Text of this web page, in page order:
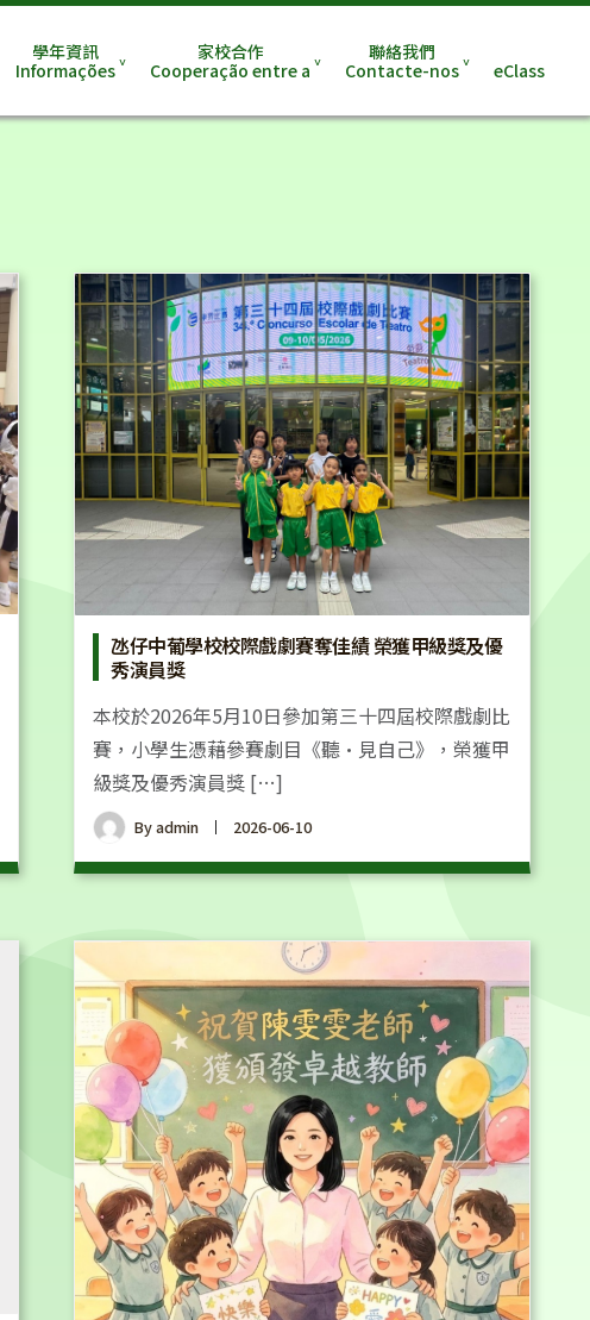
學年資訊
Informações
家校合作
Cooperação entre a
聯絡我們
Contacte-nos
eClass
氹仔中葡學校校際戲劇賽奪佳績 榮獲甲級獎及優
秀演員獎
本校於2026年5月10日參加第三十四屆校際戲劇比
賽，小學生憑藉參賽劇目《聽•見自己》，榮獲甲
級獎及優秀演員獎 […]
Byadmin 2026-06-10